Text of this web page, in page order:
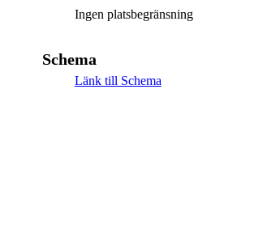
Ingen platsbegränsning
Schema
Länk till Schema